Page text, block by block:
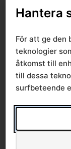
Last
Hantera
För att ge den
teknologier
åtkomst till
till dessa
surfbeteende